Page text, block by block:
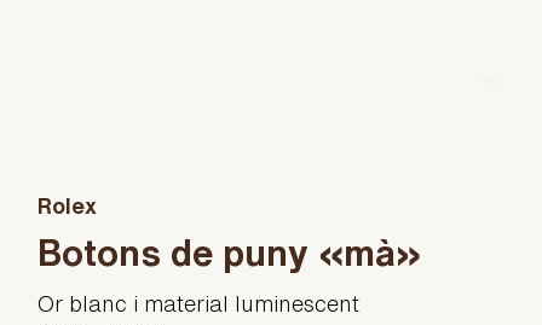
Rolex
Botons de puny «mà»
Or blanc i material luminescent